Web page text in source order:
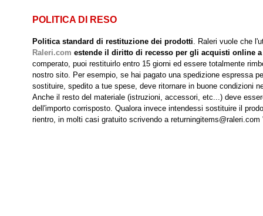
POLITICA DI RESO
Politica standard di restituzione dei prodotti. Raleri vuole che
Raleri.com estende il diritto di recesso per gli acquisti online
comperato, puoi restituirlo entro 15 giorni ed essere totalmente
nostro sito. Per esempio, se hai pagato una spedizione espressa
sostituire, spedito a tue spese, deve ritornare in buone condizioni
Anche il resto del materiale (istruzioni, accessori, etc...) deve
dell'importo corrisposto. Qualora invece intendessi sostituire il
rientro, in molti casi gratuito scrivendo a